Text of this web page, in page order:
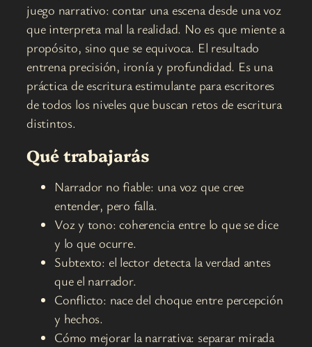
juego narrativo: contar una escena desde una voz
que interpreta mal la realidad. No es que miente a
propósito, sino que se equivoca. El resultado
entrena precisión, ironía y profundidad. Es una
práctica de escritura estimulante para escritores
de todos los niveles que buscan retos de escritura
distintos.
Qué trabajarás
Narrador no fiable: una voz que cree
entender, pero falla.
Voz y tono: coherencia entre lo que se dice
y lo que ocurre.
Subtexto: el lector detecta la verdad antes
que el narrador.
Conflicto: nace del choque entre percepción
y hechos.
Cómo mejorar la narrativa: separar mirada